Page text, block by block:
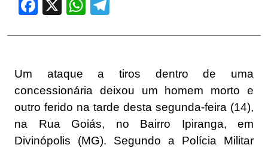
Facebook WhatsApp
Um ataque a tiros dentro de uma
concessionária deixou um homem morto e
outro ferido na tarde desta segunda-feira (14),
na Rua Goiás, no Bairro Ipiranga, em
Divinópolis (MG). Segundo a Polícia Militar